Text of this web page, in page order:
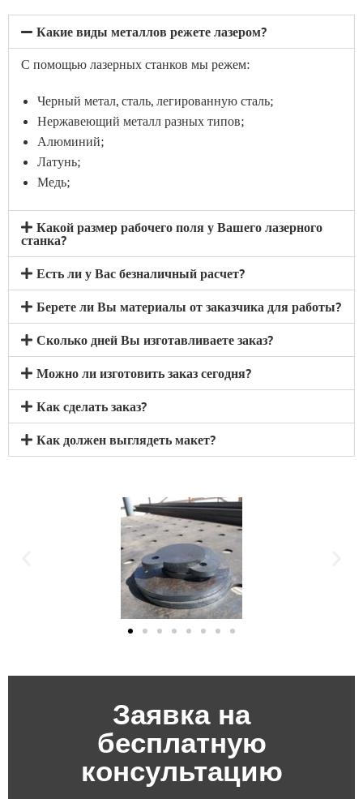
Какие виды металлов режете лазером?
С помощью лазерных станков мы режем:
Черный метал, сталь, легированную сталь;
Нержавеющий металл разных типов;
Алюминий;
Латунь;
Медь;
Какой размер рабочего поля у Вашего лазерного
станка?
Есть ли у Вас безналичный расчет?
Берете ли Вы материалы от заказчика для работы?
Сколько дней Вы изготавливаете заказ?
Можно ли изготовить заказ сегодня?
Как сделать заказ?
Как должен выглядеть макет?
Заявка на
бесплатную
консультацию